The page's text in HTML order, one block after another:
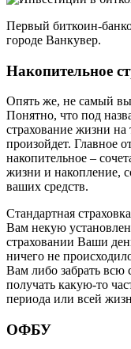
Первый биткоин-
городе Ванкувер.
Накопительное
Опять же, не самый
Понятно, что под
страхование жизни на
произойдет. Главное
накопительное –
жизни и накопление,
ваших средств.
Стандартная
Вам некую
страховании Ваши
ничего не
Вам либо забрать всю
получать какую-то
периода или всей
ОФБУ